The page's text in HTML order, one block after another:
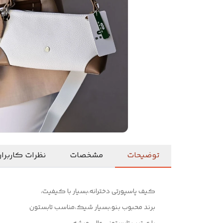
توضیحات مشخصات نظرات
کیف پاسپورتی دخترانه،بسیار با کیفیت،
برند محبوب بنو،بسیار شیک،مناسب تابستون